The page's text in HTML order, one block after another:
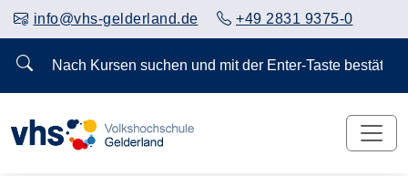
info@vhs-gelderland.de +49 2831 9375-0
Nach Kursen suchen und mit der Enter-Taste